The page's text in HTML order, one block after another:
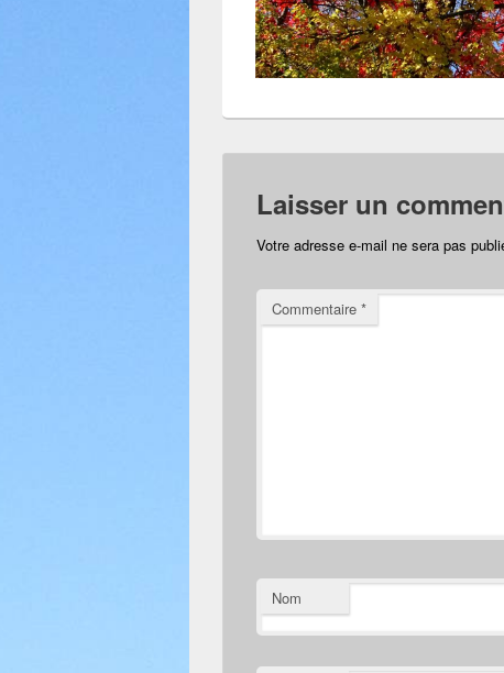
Laisser un
Votre adresse e-mail ne sera pas
Commentaire *
Nom